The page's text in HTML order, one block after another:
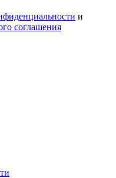
и
соглашения